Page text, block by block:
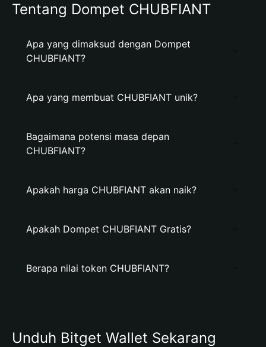
Tentang Dompet CHUBFIANT
Apa yang dimaksud dengan Dompet
CHUBFIANT?
Apa yang membuat CHUBFIANT unik?
Bagaimana potensi masa depan
CHUBFIANT?
Apakah harga CHUBFIANT akan naik?
Apakah Dompet CHUBFIANT Gratis?
Berapa nilai token CHUBFIANT?
Unduh Bitget Wallet Sekarang